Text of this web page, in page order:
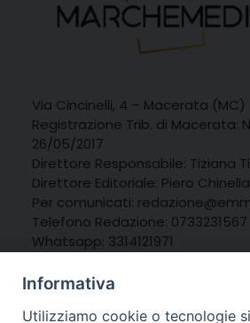
Via Cincinelli, 4 – Macerata (MC)
Registrazione Trib. di Macerata:
26/05/2017
Direttore Responsabile: Tiziana
Direttore Editoriale: Piero
Per comunicati:
Telefono Redazione: 0733231567
Whatsapp: 3314121971
Informativa
Utilizziamo cookie o tecnologie